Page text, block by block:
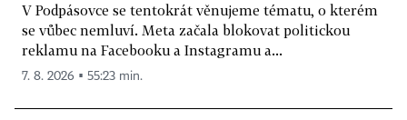
V Podpásovce se tentokrát věnujeme tématu, o kterém
se vůbec nemluví. Meta začala blokovat politickou
reklamu na Facebooku a Instagramu a...
7. 8. 2026 ▪ 55:23 min.